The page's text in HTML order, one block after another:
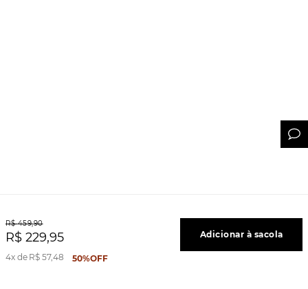
R$ 459,90
R$ 229,95
4 R$ 57,48 50%OFF
Adicionar à sacola